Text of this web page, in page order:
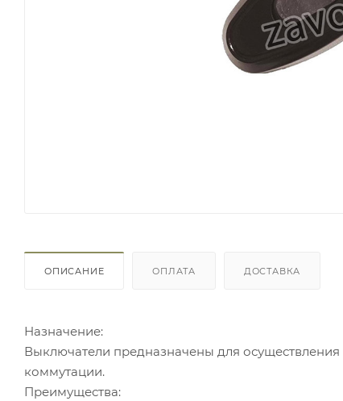
ОПИСАНИЕ ОПЛАТА ДОСТАВКА
Назначение:
Выключатели предназначены для
коммутации.
Преимущества: